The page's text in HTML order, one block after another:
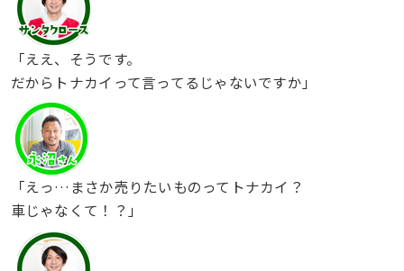
「ええ、そうです。
だからトナカイって言ってるじゃないですか」
「えっ…まさか売りたいものってトナカイ？
車じゃなくて！？」